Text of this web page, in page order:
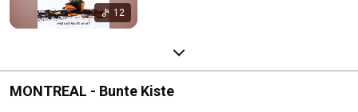
12
MONTREAL - Bunte Kiste